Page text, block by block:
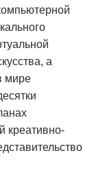
а
мире
креативно-